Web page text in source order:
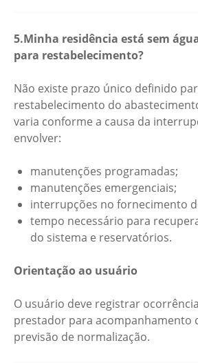
5.Minha residência está sem
para restabelecimento?
Não existe prazo único definido
restabelecimento do
varia conforme a causa da
envolver:
manutenções programadas;
manutenções emergenciais;
interrupções no fornecimento
tempo necessário para
do sistema e reservatórios.
Orientação ao usuário
O usuário deve registrar
prestador para acompanhamento
previsão de normalização.